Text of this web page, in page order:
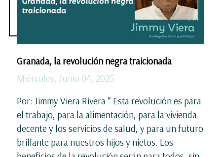
Granada, la revolución negra traicionada
Miércoles, Junio 04, 2025
Por: Jimmy Viera Rivera “ Esta revolución es para
el trabajo, para la alimentación, para la vivienda
decente y los servicios de salud, y para un futuro
brillante para nuestros hijos y nietos. Los